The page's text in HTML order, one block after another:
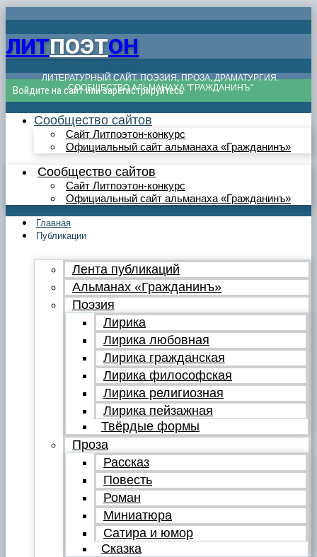
ЛИТПОЭТОН
ЛИТЕРАТУРНЫЙ САЙТ. ПОЭЗИЯ, ПРОЗА, ДРАМАТУРГИЯ.
СООБЩЕСТВО АЛЬМАНАХА "ГРАЖДАНИНЪ"
Войдите на сайт или зарегистрируйтесь
Сообщество сайтов
Сайт Литпоэтон-конкурс
Официальный сайт альманаха «Гражданинъ»
Сообщество сайтов
Сайт Литпоэтон-конкурс
Официальный сайт альманаха «Гражданинъ»
Главная
Публикации
Лента публикаций
Альманах «Гражданинъ»
Поэзия
Лирика
Лирика любовная
Лирика гражданская
Лирика философская
Лирика религиозная
Лирика пейзажная
Твёрдые формы
Проза
Рассказ
Повесть
Роман
Миниатюра
Сатира и юмор
Сказка